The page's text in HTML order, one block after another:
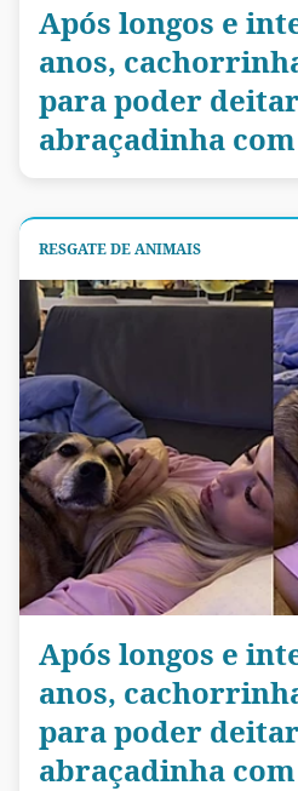
Após longos e
anos,
para poder
abraçadinha
RESGATE DE ANIMAIS
Após longos e
anos,
para poder
abraçadinha